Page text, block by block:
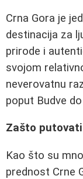
Crna Gora je
destinacija za
prirode i
svojom
neverovatnu
poput Budve
Zašto
Kao što su
prednost Crne